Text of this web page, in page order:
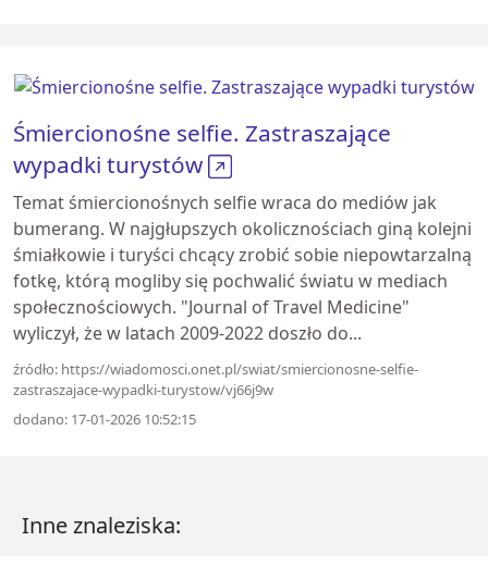
Śmiercionośne selfie. Zastraszające
wypadki turystów
Temat śmiercionośnych selfie wraca do mediów jak
bumerang. W najgłupszych okolicznościach giną kolejni
śmiałkowie i turyści chcący zrobić sobie niepowtarzalną
fotkę, którą mogliby się pochwalić światu w mediach
społecznościowych. "Journal of Travel Medicine"
wyliczył, że w latach 2009-2022 doszło do...
źródło: https://wiadomosci.onet.pl/swiat/smiercionosne-selfie-
zastraszajace-wypadki-turystow/vj66j9w
dodano: 17-01-2026 10:52:15
Inne znaleziska: